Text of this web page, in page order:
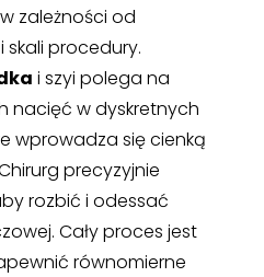
zależności od
procedury.
i szyi polega na
nacięć w dyskretnych
wprowadza się cienką
precyzyjnie
rozbić i odessać
Cały proces jest
równomierne